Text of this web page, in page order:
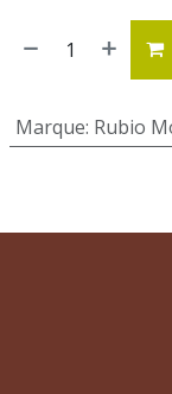
Marque: Rubio